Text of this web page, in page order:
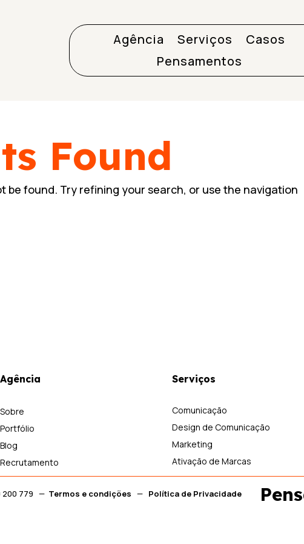
Agência Serviços
Casos
Pensamentos
Found
be found. Try refining your search, or use the navigation
Agência
Sobre
Portfólio
Blog
Recrutamento
Serviços
Comunicação
Design de Comunicação
Marketing
Ativação de Marcas
200 779 — Termos e condições — Política de Privacidade